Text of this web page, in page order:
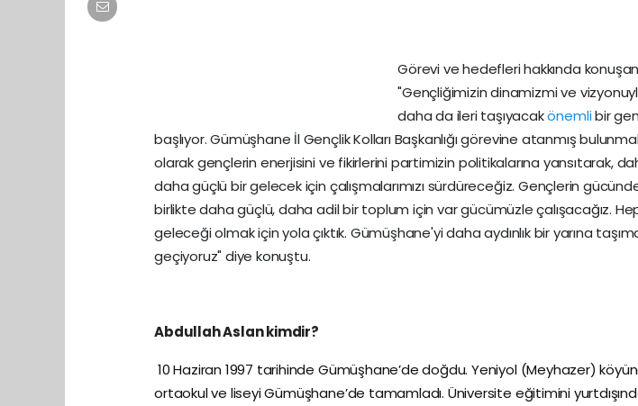
Görevi ve hedefleri hakkında
"Gençliğimizin dinamizmi ve
daha da ileri taşıyacakönemlibir
başlıyor. Gümüşhane İl Gençlik Kolları Başkanlığı görevine atanmış
olarak gençlerin enerjisini ve fikirlerini partimizin politikalarına yansıtarak,
daha güçlü bir gelecek için çalışmalarımızı sürdüreceğiz. Gençlerin
birlikte daha güçlü, daha adil bir toplum için var gücümüzle çalışacağız.
geleceği olmak için yola çıktık. Gümüşhane'yi daha aydınlık bir yarına
geçiyoruz" diye konuştu.
Abdullah Aslan kimdir?
10 Haziran 1997 tarihinde Gümüşhane’de doğdu. Yeniyol (Meyhazer)
ortaokul ve liseyi Gümüşhane’de tamamladı. Üniversite eğitimini